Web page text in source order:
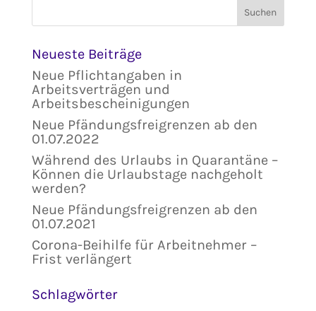
Neueste Beiträge
Neue Pflichtangaben in
Arbeitsverträgen und
Arbeitsbescheinigungen
Neue Pfändungsfreigrenzen ab den
01.07.2022
Während des Urlaubs in Quarantäne –
Können die Urlaubstage nachgeholt
werden?
Neue Pfändungsfreigrenzen ab den
01.07.2021
Corona-Beihilfe für Arbeitnehmer –
Frist verlängert
Schlagwörter